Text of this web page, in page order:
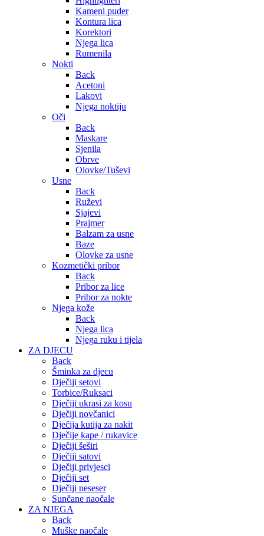
Kameni puder
Kontura lica
Korektori
Njega lica
Rumenila
Nokti
Back
Acetoni
Lakovi
Njega noktiju
Oči
Back
Maskare
Sjenila
Obrve
Olovke/Tuševi
Usne
Back
Ruževi
Sjajevi
Prajmer
Balzam za usne
Baze
Olovke za usne
Kozmetički pribor
Back
Pribor za lice
Pribor za nokte
Njega kože
Back
Njega lica
Njega ruku i tijela
ZA DJECU
Back
Šminka za djecu
Dječiji setovi
Torbice/Ruksaci
Dječiji ukrasi za kosu
Dječiji novčanici
Dječija kutija za nakit
Dječije kape / rukavice
Dječiji šeširi
Dječiji satovi
Dječiji privjesci
Dječiji set
Dječiji neseser
Sunčane naočale
ZA NJEGA
Back
Muške naočale